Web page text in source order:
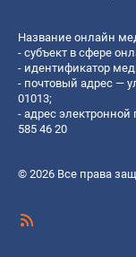
Название онлайн
- субъект в сфере
- идентификатор
- почтовый адрес —
01013;
- адрес
585 46 20
© 2026 Все права